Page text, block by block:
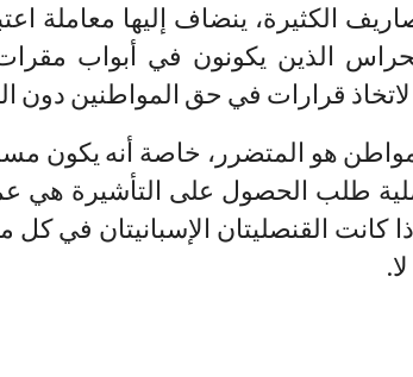
الكثيرة، ينضاف إليها معاملة
الذين يكونون في أبواب مقرات
قرارات في حق المواطنين دون
هو المتضرر، خاصة أنه يكون
طلب الحصول على التأشيرة هي
كانت القنصليتان الإسبانيتان في